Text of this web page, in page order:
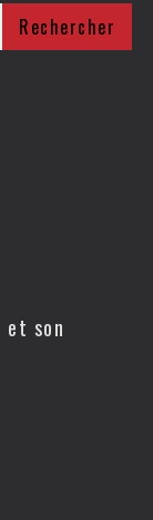
Rechercher
et son